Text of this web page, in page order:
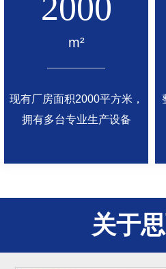
m²
现有厂房面积2000平方米，
拥有多台专业生产设备
关于